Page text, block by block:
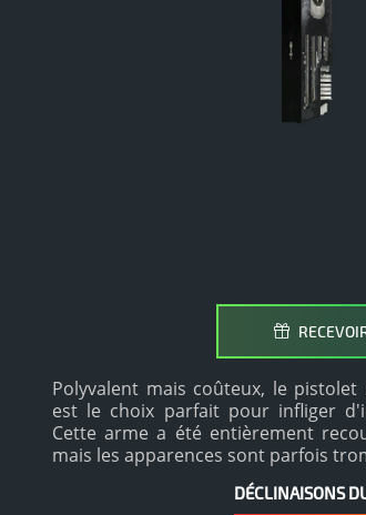
Polyvalent mais coûteux, le
est le choix parfait pour infliger
Cette arme a été entièrement
mais les apparences sont parfois
DÉCLINAISONS